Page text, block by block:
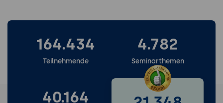
164.434
Teilnehmende
4.782
Seminarthemen
40.164